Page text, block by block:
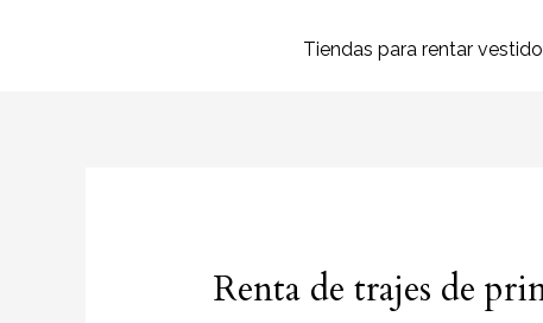
Tiendas para rentar
Renta de trajes de